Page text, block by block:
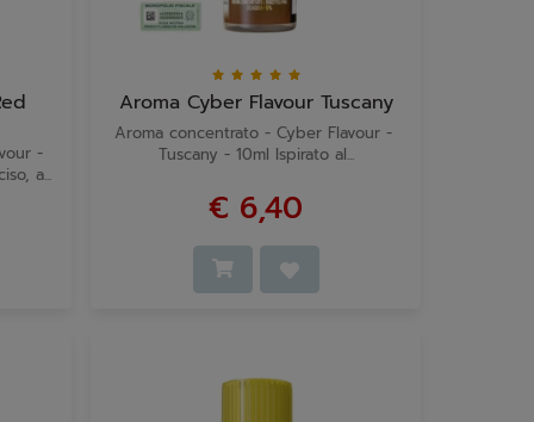
-
a...
Aroma Cyber Flavour Tuscany
Aroma concentrato - Cyber Flavour -
Tuscany - 10ml Ispirato al...
€ 6,40